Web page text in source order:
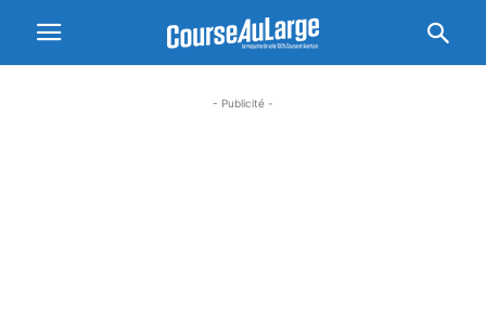
- Publicité -